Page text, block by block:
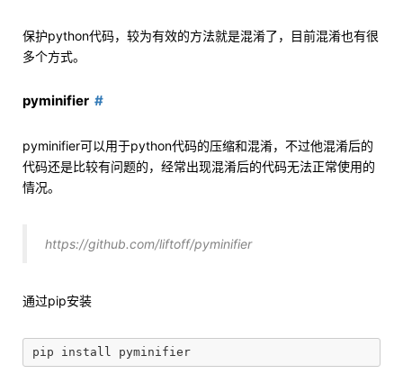
保护python代码，较为有效的方法就是混淆了，目前混淆也有很
多个方式。
pyminifier
pyminifier可以用于python代码的压缩和混淆，不过他混淆后的
代码还是比较有问题的，经常出现混淆后的代码无法正常使用的
情况。
https://github.com/liftoff/pyminifier
通过pip安装